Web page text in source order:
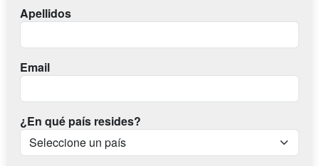
Apellidos
Email
¿En qué país resides?